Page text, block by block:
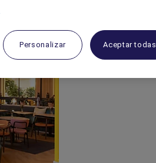
Personalizar Aceptar todas